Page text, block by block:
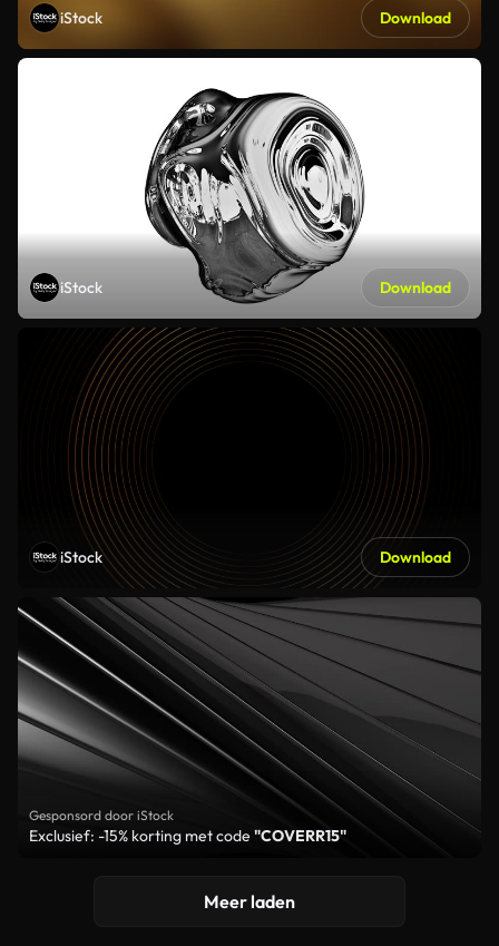
iStock Download
iStock Download
iStock Download
Gesponsord door iStock
Exclusief: -15% korting met code "COVERR15"
Meer laden